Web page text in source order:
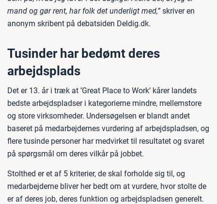
mand og gør rent, har folk det underligt med,” skriver en
anonym skribent på debatsiden Deldig.dk.
Tusinder har bedømt deres
arbejdsplads
Det er 13. år i træk at ’Great Place to Work’ kårer landets
bedste arbejdspladser i kategorierne mindre, mellemstore
og store virksomheder. Undersøgelsen er blandt andet
baseret på medarbejdernes vurdering af arbejdspladsen, og
flere tusinde personer har medvirket til resultatet og svaret
på spørgsmål om deres vilkår på jobbet.
Stolthed er et af 5 kriterier, de skal forholde sig til, og
medarbejderne bliver her bedt om at vurdere, hvor stolte de
er af deres job, deres funktion og arbejdspladsen generelt.